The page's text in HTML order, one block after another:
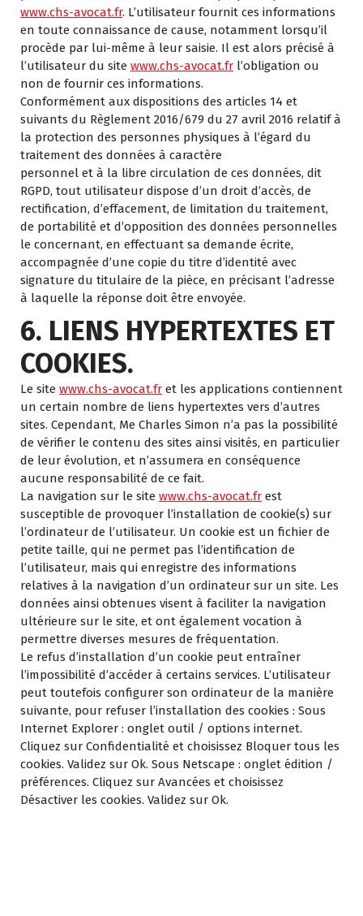
www.chs-avocat.fr. L’utilisateur fournit ces informations
en toute connaissance de cause, notamment lorsqu’il
procède par lui-même à leur saisie. Il est alors précisé à
l’utilisateur du site www.chs-avocat.fr l’obligation ou
non de fournir ces informations.
Conformément aux dispositions des articles 14 et
suivants du Règlement 2016/679 du 27 avril 2016 relatif à
la protection des personnes physiques à l’égard du
traitement des données à caractère
personnel et à la libre circulation de ces données, dit
RGPD, tout utilisateur dispose d’un droit d’accès, de
rectification, d’effacement, de limitation du traitement,
de portabilité et d’opposition des données personnelles
le concernant, en effectuant sa demande écrite,
accompagnée d’une copie du titre d’identité avec
signature du titulaire de la pièce, en précisant l’adresse
à laquelle la réponse doit être envoyée.
6. LIENS HYPERTEXTES ET
COOKIES.
Le site www.chs-avocat.fr et les applications contiennent
un certain nombre de liens hypertextes vers d’autres
sites. Cependant, Me Charles Simon n’a pas la possibilité
de vérifier le contenu des sites ainsi visités, en particulier
de leur évolution, et n’assumera en conséquence
aucune responsabilité de ce fait.
La navigation sur le site www.chs-avocat.fr est
susceptible de provoquer l’installation de cookie(s) sur
l’ordinateur de l’utilisateur. Un cookie est un fichier de
petite taille, qui ne permet pas l’identification de
l’utilisateur, mais qui enregistre des informations
relatives à la navigation d’un ordinateur sur un site. Les
données ainsi obtenues visent à faciliter la navigation
ultérieure sur le site, et ont également vocation à
permettre diverses mesures de fréquentation.
Le refus d’installation d’un cookie peut entraîner
l’impossibilité d’accéder à certains services. L’utilisateur
peut toutefois configurer son ordinateur de la manière
suivante, pour refuser l’installation des cookies : Sous
Internet Explorer : onglet outil / options internet.
Cliquez sur Confidentialité et choisissez Bloquer tous les
cookies. Validez sur Ok. Sous Netscape : onglet édition /
préférences. Cliquez sur Avancées et choisissez
Désactiver les cookies. Validez sur Ok.